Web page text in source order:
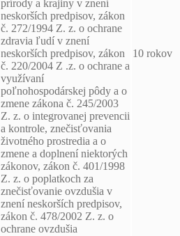
prírody a krajiny v znení
neskorších predpisov, zákon
č. 272/1994 Z. z. o ochrane
zdravia ľudí v znení
neskorších predpisov, zákon
č. 220/2004 Z .z. o ochrane a
využívaní
poľnohospodárskej pôdy a o
zmene zákona č. 245/2003
Z. z. o integrovanej prevencii
a kontrole, znečisťovania
životného prostredia a o
zmene a doplnení niektorých
zákonov, zákon č. 401/1998
Z. z. o poplatkoch za
znečisťovanie ovzdušia v
znení neskorších predpisov,
zákon č. 478/2002 Z. z. o
ochrane ovzdušia
10 rokov